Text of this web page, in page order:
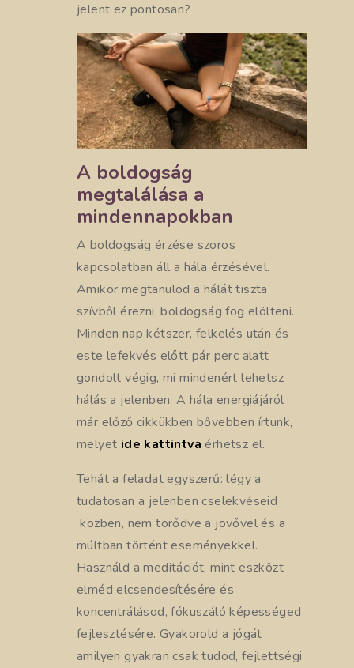
jelent ez pontosan?
A boldogság
megtalálása a
mindennapokban
A boldogság érzése szoros
kapcsolatban áll a hála érzésével.
Amikor megtanulod a hálát tiszta
szívből érezni, boldogság fog elölteni.
Minden nap kétszer, felkelés után és
este lefekvés előtt pár perc alatt
gondolt végig, mi mindenért lehetsz
hálás a jelenben. A hála energiájáról
már előző cikkükben bővebben írtunk,
melyet ide kattintva érhetsz el.
Tehát a feladat egyszerű: légy a
tudatosan a jelenben cselekvéseid
közben, nem törődve a jövővel és a
múltban történt eseményekkel.
Használd a meditációt, mint eszközt
elméd elcsendesítésére és
koncentrálásod, fókuszáló képességed
fejlesztésére. Gyakorold a jógát
amilyen gyakran csak tudod, fejlettségi